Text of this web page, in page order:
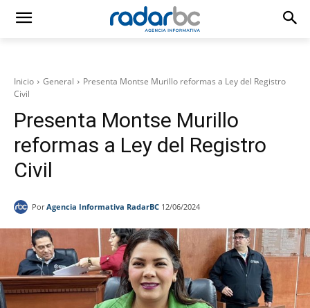
Inicio General
Presenta Montse Murillo reformas a Ley del Registro
Civil
Presenta Montse Murillo
reformas a Ley del Registro
Civil
Por Agencia Informativa RadarBC 12/06/2024